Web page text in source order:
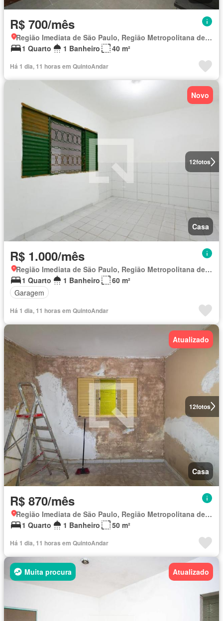
R$ 700/mês
Região Imediata de São Paulo, Região Metropolitana de São Paulo
1 Quarto
1 Banheiro 40 m²
Há 1 dia, 11 horas em QuintoAndar
12fotos
Novo
Casa
R$ 1.000/mês
Região Imediata de São Paulo, Região Metropolitana de São Paulo
1 Quarto
1 Banheiro
60 m²
Garagem
Há 1 dia, 11 horas em QuintoAndar
12fotos
Atualizado
Casa
R$ 870/mês
Região Imediata de São Paulo, Região Metropolitana de São Paulo
1 Quarto
1 Banheiro 50 m²
Há 1 dia, 11 horas em QuintoAndar
Muita procura Atualizado